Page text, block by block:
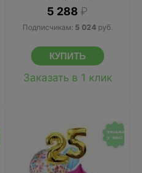
5 288 ₽
Подписчикам: 5 024руб.
Заказать в 1 клик